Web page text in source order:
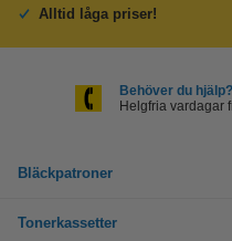
Alltid låga priser!
Behöver du
Helgfria vardagar
Bläckpatroner
Tonerkassetter